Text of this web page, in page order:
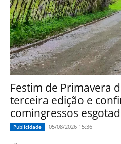
Festim de Primavera
terceira edição e
comingressos
Publicidade 05/08/2026 15:36